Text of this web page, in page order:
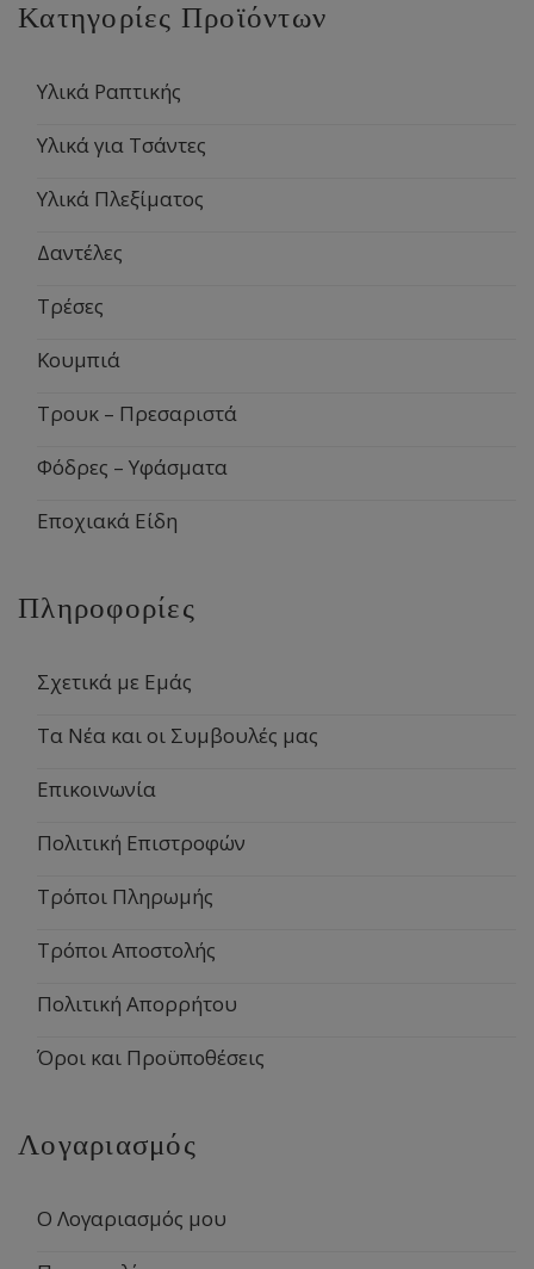
Κατηγορίες Προϊόντων
Υλικά Ραπτικής
Υλικά για Τσάντες
Υλικά Πλεξίματος
Δαντέλες
Τρέσες
Κουμπιά
Τρουκ – Πρεσαριστά
Φόδρες – Υφάσματα
Εποχιακά Είδη
Πληροφορίες
Σχετικά με Εμάς
Τα Νέα και οι Συμβουλές μας
Επικοινωνία
Πολιτική Επιστροφών
Τρόποι Πληρωμής
Τρόποι Αποστολής
Πολιτική Απορρήτου
Όροι και Προϋποθέσεις
Λογαριασμός
Ο Λογαριασμός μου